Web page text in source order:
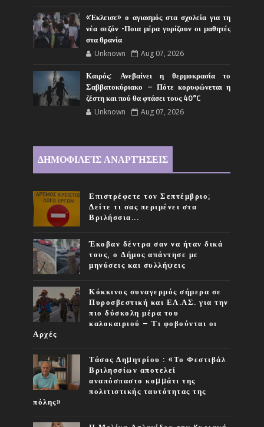
«Έκλεισε» ο αγιασμός στα σχολεία για τη
νέα σεζόν -Ποια μέρα γυρίζουν οι μαθητές
στα θρανία
Unknown Aug 07, 2026
Καιρός: Ανεβαίνει η θερμοκρασία το
Σαββατοκύριακο – Πότε κορυφώνεται η
ζέστη και πού θα φτάσει τους 40°C
Unknown Aug 07, 2026
ΔΗΜΟΦΙΛΕΊΣ ΑΝΑΡΤΉΣΕΙΣ
Επιστρέφετε τον Σεπτέμβριο;
Δείτε τι σας περιμένει στα
Βριλήσσια...
Έκοβαν δέντρα σαν να ήταν δικά
τους, ο Δήμος απάντησε με
μηνύσεις και συλλήψεις
Κόκκινος συναγερμός σήμερα σε
Πυροσβεστική και ΕΛ.ΑΣ. για την
πιο δύσκολη μέρα του
καλοκαιριού – Τι φοβούνται οι
Αρχές
Τάσος Δηµητρίου : «Το Φεστιβάλ
Βριλησσίων αποτελεί
αναπόσπαστο κοµµάτι της
πολιτιστικής ταυτότητας της
πόλης»